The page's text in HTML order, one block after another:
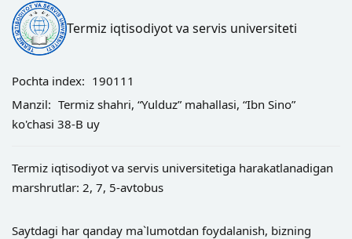
Termiz iqtisodiyot va servis universiteti
Pochta index: 190111
Manzil: Termiz shahri, “Yulduz” mahallasi, “Ibn Sino”
ko'chasi 38-B uy
Termiz iqtisodiyot va servis universitetiga harakatlanadigan
marshrutlar: 2, 7, 5-avtobus
Saytdagi har qanday ma`lumotdan foydalanish, bizning